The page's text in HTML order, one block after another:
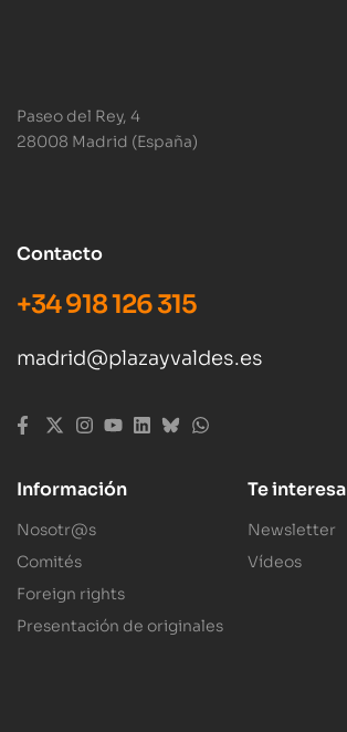
Paseo del Rey, 4
28008 Madrid (España)
Contacto
+34 918 126 315
madrid@plazayvaldes.es
Información
Nosotr@s
Comités
Foreign rights
Presentación de originales
Te interesa
Newsletter
Vídeos